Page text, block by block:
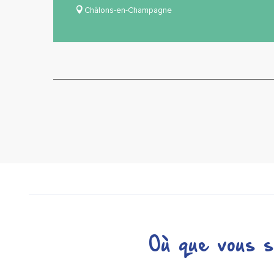
Châlons-en-Champagne
Où que vous